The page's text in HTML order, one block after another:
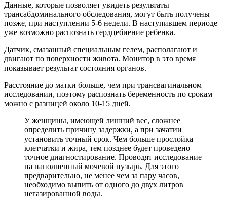
Данные, которые позволяет увидеть результаты
трансабдоминального обследования, могут быть получены
позже, при наступлении 5-6 недели. В наступившем периоде
уже возможно распознать сердцебиение ребенка.
Датчик, смазанный специальным гелем, располагают и
двигают по поверхности живота. Монитор в это время
показывает результат состояния органов.
Расстояние до матки больше, чем при трансвагинальном
исследовании, поэтому распознать беременность по срокам
можно с разницей около 10-15 дней.
У женщины, имеющей лишний вес, сложнее
определить причину задержки, а при зачатии
установить точный срок. Чем больше прослойка
клетчатки и жира, тем позднее будет проведено
точное диагностирование. Проводят исследование
на наполненный мочевой пузырь. Для этого
предварительно, не менее чем за пару часов,
необходимо выпить от одного до двух литров
негазированной воды.